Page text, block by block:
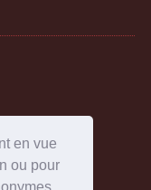
en vue
ou pour